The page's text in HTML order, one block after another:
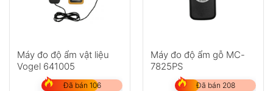
Máy đo độ ẩm vật liệu
Vogel 641005
Đã bán 106
Máy đo độ ẩm gỗ MC-
7825PS
Đã bán 208